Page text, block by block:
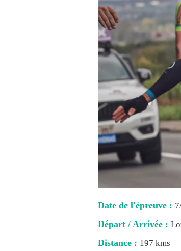
Date de l'épreuve :
Départ / Arrivée :
Distance : 197 kms